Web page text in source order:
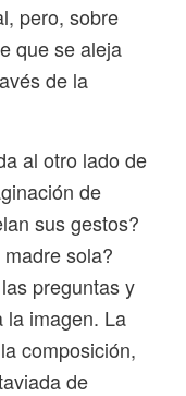
pero, sobre
que se aleja
de la
al otro lado de
de
sus gestos?
sola?
preguntas y
la imagen. La
composición,
de